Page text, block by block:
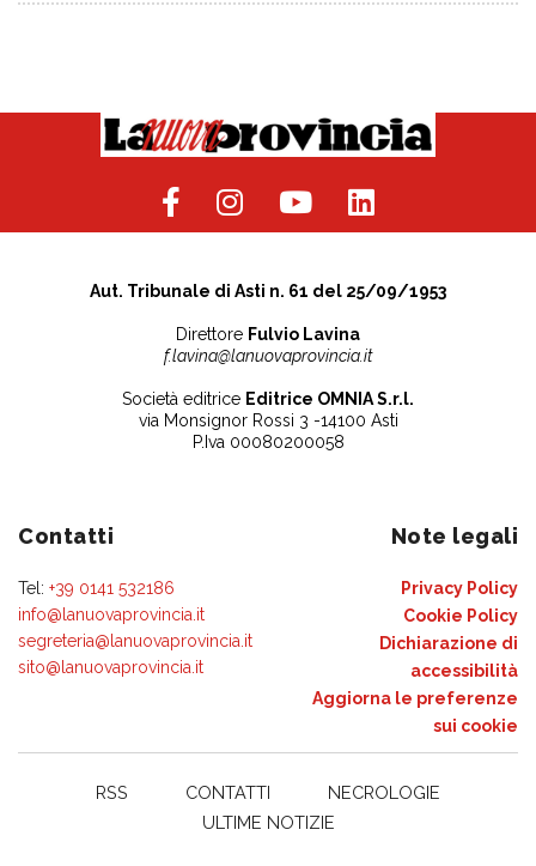
Aut. Tribunale di Asti n. 61 del 25/09/1953
Direttore Fulvio Lavina
f.lavina@lanuovaprovincia.it
Società editrice Editrice OMNIA S.r.l.
via Monsignor Rossi 3 -14100 Asti
P.Iva 00080200058
Contatti
Tel: +39 0141 532186
info@lanuovaprovincia.it
segreteria@lanuovaprovincia.it
sito@lanuovaprovincia.it
Note legali
Privacy Policy
Cookie Policy
Dichiarazione di
accessibilità
Aggiorna le preferenze
sui cookie
RSS CONTATTI
NECROLOGIE
ULTIME NOTIZIE